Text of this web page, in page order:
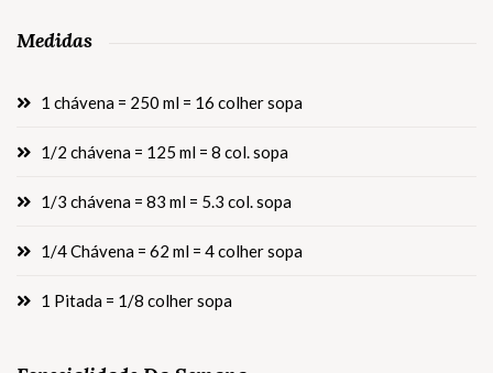
Medidas
1 chávena = 250 ml = 16 colher sopa
1/2 chávena = 125 ml = 8 col. sopa
1/3 chávena = 83 ml = 5.3 col. sopa
1/4 Chávena = 62 ml = 4 colher sopa
1 Pitada = 1/8 colher sopa